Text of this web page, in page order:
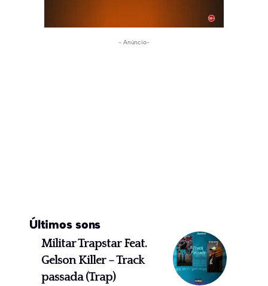
- Anúncio-
Últimos sons
Militar Trapstar Feat.
Gelson Killer – Track
passada (Trap)